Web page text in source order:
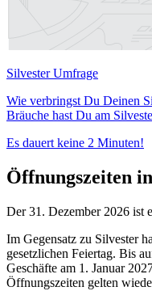
Silvester Umfrage
Wie verbringst Du Deinen
Bräuche hast Du am
Es dauert keine 2 Minuten!
Öffnungszeiten
Der 31. Dezember 2026 ist
Im Gegensatz zu Silvester
gesetzlichen Feiertag. Bis
Geschäfte am 1. Januar
Öffnungszeiten gelten